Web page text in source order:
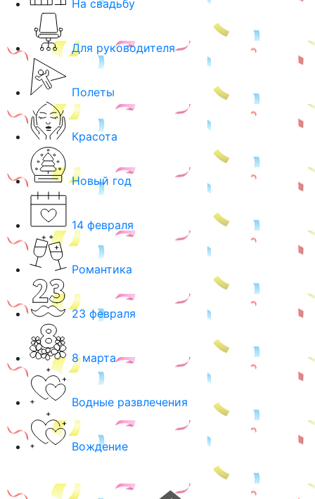
На свадьбу
Для руководителя
Полеты
Красота
Новый год
14 февраля
Романтика
23 февраля
8 марта
Водные развлечения
Вождение